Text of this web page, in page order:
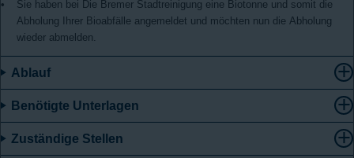
Sie haben bei Die Bremer Stadtreinigung eine Biotonne und somit die
Abholung Ihrer Bioabfälle angemeldet und möchten nun die Abholung
wieder abmelden.
Ablauf
Benötigte Unterlagen
Zuständige Stellen